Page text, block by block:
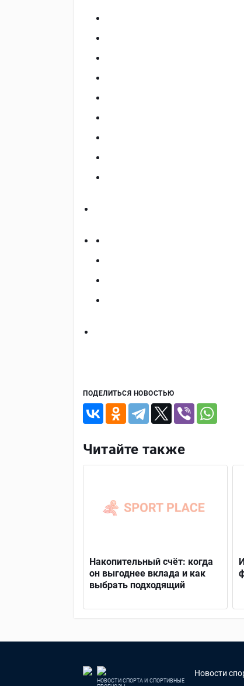
ПОДЕЛИТЬСЯ НОВОСТЬЮ
Читайте также
Накопительный счёт: когда
он выгоднее вклада и как
выбрать подходящий
НОВОСТИ СПОРТА И СПОРТИВНЫЕ
Новости